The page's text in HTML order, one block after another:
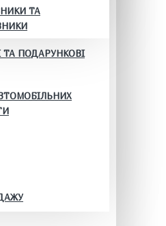
ТА
ТА ПОДАРУНКОВІ